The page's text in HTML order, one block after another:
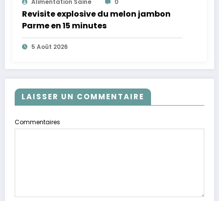
Revisite explosive du melon jambon
Parme en 15 minutes
5 Août 2026
LAISSER UN COMMENTAIRE
Commentaires